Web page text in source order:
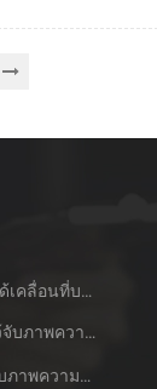
58MM แบบเคลื่อนย้ายได้เคลื่อนที่บลูทูธเอาไว้จับภาพความร้อนที่เครื่องพิมพ์ PTP-ฉัน
58mm โครพาเนลเอาไว้จับภาพความร้อนที่ใบเสร็จของเครื่องพิมพ์ CSN-A1
KP-300H 3inch เอาไว้จับภาพความร้อนที่ Kiosk เครื่องพิมพ์ศูนย์ควบคุม Kde ในโมดูล